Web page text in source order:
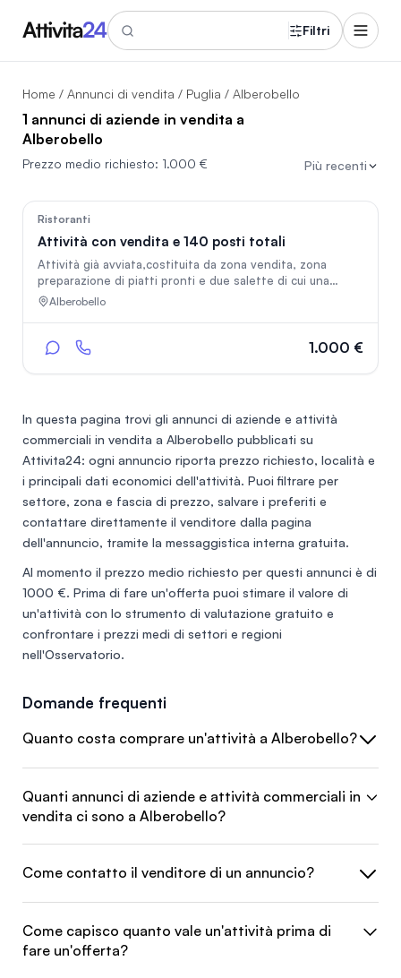
Filtri
Home / Annunci di vendita / Puglia / Alberobello
1 annunci di aziende in vendita a
Alberobello
Prezzo medio richiesto: 1.000 € Più recenti
Ristoranti
Attività con vendita e 140 posti totali
Attività già avviata,costituita da zona vendita, zona
preparazione di piatti pronti e due salette di cui una
interna di circa 60 posti più giardino di 70 posti situata
Alberobello
1.000 €
In questa pagina trovi gli annunci di aziende e attività
commerciali in vendita a Alberobello pubblicati su
Attivita24: ogni annuncio riporta prezzo richiesto, località e
i principali dati economici dell'attività. Puoi filtrare per
settore, zona e fascia di prezzo, salvare i preferiti e
contattare direttamente il venditore dalla pagina
dell'annuncio, tramite la messaggistica interna gratuita.
Al momento il prezzo medio richiesto per questi annunci è di
1000 €. Prima di fare un'offerta puoi stimare il valore di
un'attività con lo strumento di valutazione gratuito e
confrontare i prezzi medi di settori e regioni
nell'Osservatorio.
Domande frequenti
Quanto costa comprare un'attività a Alberobello?
Quanti annunci di aziende e attività commerciali in
vendita ci sono a Alberobello?
Come contatto il venditore di un annuncio?
Come capisco quanto vale un'attività prima di
fare un'offerta?